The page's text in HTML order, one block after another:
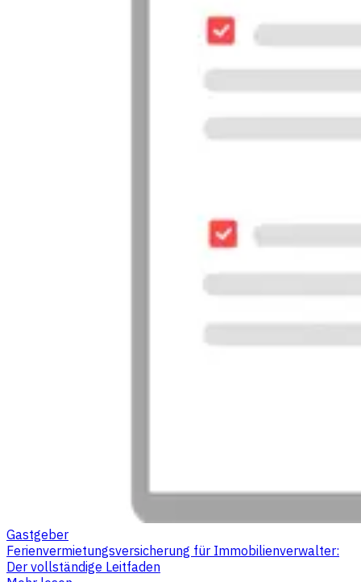
Gastgeber
Ferienvermietungsversicherung für Immobilienverwalter:
Der vollständige Leitfaden